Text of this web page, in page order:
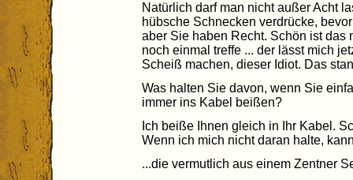
Natürlich darf man nicht außer Acht
hübsche Schnecken verdrücke,
aber Sie haben Recht. Schön ist
noch einmal treffe ... der lässt mich
Scheiß machen, dieser Idiot. Das
Was halten Sie davon, wenn Sie
immer ins Kabel beißen?
Ich beiße Ihnen gleich in Ihr Kabel.
Wenn ich mich nicht daran halte,
...die vermutlich aus einem Zentner